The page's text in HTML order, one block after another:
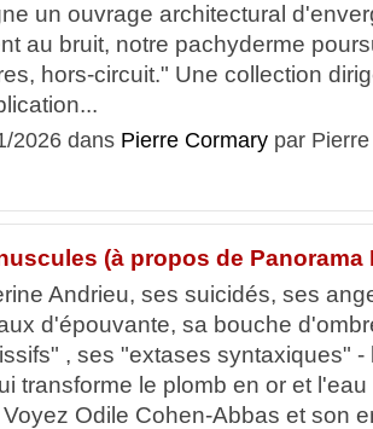
un ouvrage architectural
au bruit, notre pachyderme
hors-circuit." Une collection
2026 dans Pierre Cormary par
(à propos de Panorama
Andrieu, ses suicidés, ses
d'épouvante, sa bouche
, ses "extases syntaxiques" -
transforme le plomb en or et
Odile Cohen-Abbas et son